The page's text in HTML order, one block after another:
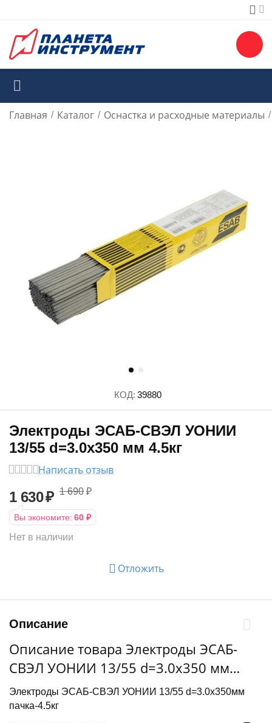
Главная / Каталог / Оснастка и расходные материалы /
КОД: 39880
Электроды ЭСАБ-СВЭЛ УОНИИ
13/55 d=3.0х350 мм 4.5кг
Написать отзыв
1 630₽ 1 690 ₽
Вы экономите: 60 ₽
Нет в наличии
Отложить
Описание
Описание товара Электроды ЭСАБ-
СВЭЛ УОНИИ 13/55 d=3.0х350 мм
4.5кг
Электроды ЭСАБ-СВЭЛ УОНИИ 13/55 d=3.0х350мм
пачка-4.5кг